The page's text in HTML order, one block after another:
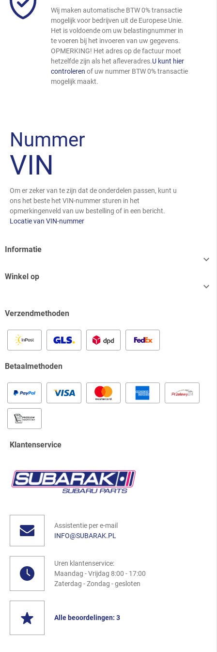
Wij maken automatische BTW 0% transactie
mogelijk voor bedrijven uit de Europese Unie.
Het is voldoende om uw belastingnummer in
te voeren bij het invoeren van uw gegevens.
OPMERKING! Het adres op de factuur moet
hetzelfde zijn als het afleveradres.U kunt hier
controleren of uw nummer BTW 0% transactie
mogelijk maakt.
Nummer
VIN
Om er zeker van te zijn dat de onderdelen passen, kunt u
ons het beste het VIN-nummer sturen in het
opmerkingenveld van uw bestelling of in een bericht.
Locatie van VIN-nummer
Informatie

Winkel op

Verzendmethoden
Betaalmethoden
Klantenservice
Assistentie per e-mail
INFO@SUBARAK.PL
Uren klantenservice:
Maandag - Vrijdag 8:00 - 17:00
Zaterdag - Zondag - gesloten
Alle beoordelingen: 3